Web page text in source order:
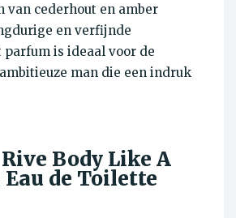
van cederhout en amber
en verfijnde
is ideaal voor de
man die een indruk
Body Like A
de Toilette